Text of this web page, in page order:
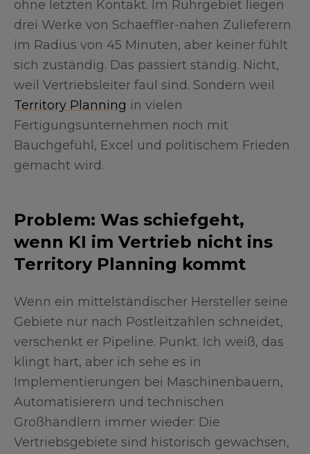
ohne letzten Kontakt. Im Ruhrgebiet liegen
drei Werke von Schaeffler-nahen Zulieferern
im Radius von 45 Minuten, aber keiner fühlt
sich zuständig. Das passiert ständig. Nicht,
weil Vertriebsleiter faul sind. Sondern weil
Territory Planning in vielen
Fertigungsunternehmen noch mit
Bauchgefühl, Excel und politischem Frieden
gemacht wird.
Problem: Was schiefgeht,
wenn KI im Vertrieb nicht ins
Territory Planning kommt
Wenn ein mittelständischer Hersteller seine
Gebiete nur nach Postleitzahlen schneidet,
verschenkt er Pipeline. Punkt. Ich weiß, das
klingt hart, aber ich sehe es in
Implementierungen bei Maschinenbauern,
Automatisierern und technischen
Großhändlern immer wieder: Die
Vertriebsgebiete sind historisch gewachsen,